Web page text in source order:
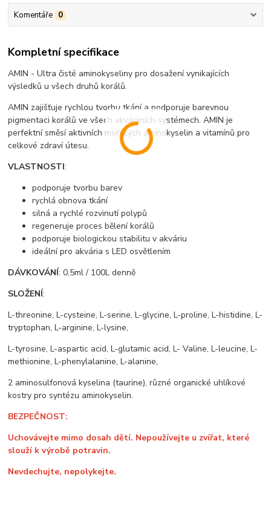
Komentáře 0
Kompletní specifikace
AMIN - Ultra čisté aminokyseliny pro dosažení vynikajících
výsledků u všech druhů korálů.
AMIN zajišťuje rychlou tvorbu tkání a podporuje barevnou
pigmentaci korálů ve všech akvárijních systémech. AMIN je
perfektní směsí aktivních mořských aminokyselin a vitamínů pro
celkové zdraví útesu.
VLASTNOSTI:
podporuje tvorbu barev
rychlá obnova tkání
silná a rychlé rozvinutí polypů
regeneruje proces bělení korálů
podporuje biologickou stabilitu v akváriu
ideální pro akvária s LED osvětlením
DÁVKOVÁNÍ: 0,5ml / 100L denně
SLOŽENÍ:
L-threonine, L-cysteine, L-serine, L-glycine, L-proline, L-histidine, L-
tryptophan, L-arginine, L-lysine,
L-tyrosine, L-aspartic acid, L-glutamic acid, L- Valine, L-leucine, L-
methionine, L-phenylalanine, L-alanine,
2 aminosulfonová kyselina (taurine), různé organické uhlíkové
kostry pro syntézu aminokyselin.
BEZPEČNOST:
Uchovávejte mimo dosah dětí. Nepoužívejte u zvířat, které
slouží k výrobě potravin.
Nevdechujte, nepolykejte.